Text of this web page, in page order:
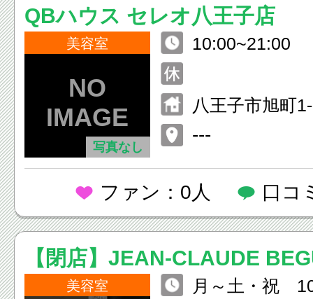
QBハウス セレオ八王子店
美容室
写真なし
10:00~21:00
八王子市旭町
---
ファン：0人 口コ
【閉店】JEAN-CLAUDE
美容室
月～土・祝